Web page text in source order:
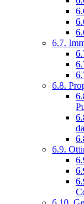
6.7.
6.8.
6.9.